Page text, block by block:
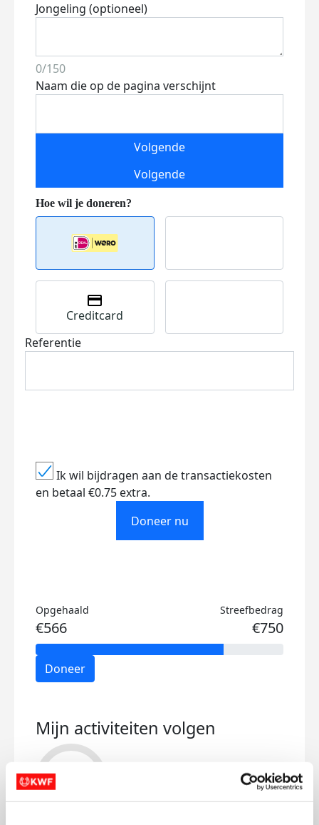
Jongeling (optioneel)
0/150
Naam die op de pagina verschijnt
Volgende
Volgende
Creditcard
Referentie
Ik wil bijdragen aan de transactiekosten
en betaal €0.75 extra.
Doneer nu
Opgehaald
€566
Streefbedrag
€750
Doneer
Mijn activiteiten volgen